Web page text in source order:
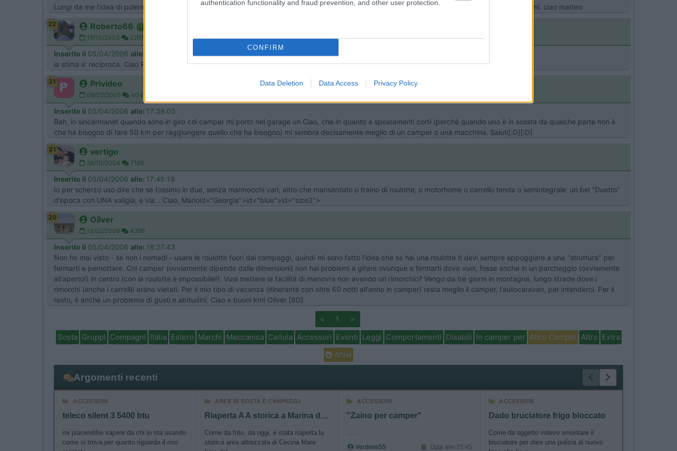
authentication functionality and fraud prevention, and other user protection.
CONFIRM
Data Deletion Data Access Privacy Policy
Lungi da me l'idea di polemizzare, proprio con te. Ho sempre apprezzato i tuoi post intelligenti e moderati. Se ti ho dato quest'impressione, scusami. ciao matteo
22 Roberto66
19/10/2003 22611
Inserito il 05/04/2006 alle:
la stima e' reciproca. Ciao Roberto
21 Privideo
08/02/2005 404
Inserito il 05/04/2006 alle: 17:39:05
Bah, io sincermanet quando sono in giro col camper mi porto nel garage un Ciao, che in quanto a spostamenti corti (perchè quando uno è in sossta da qualche parte non è
che ha bisogno di fare 50 km per raggiungere quello che ha bisogno) mi sembra decisamente meglio di un camper o una macchina. Saluti[:D][:D]
21 vertigo
26/10/2004 7186
Inserito il 05/04/2006 alle: 17:45:19
Io per scherzo uso dire che se fossimo in due, senza marmocchi vari, altro che mansardato o traino di roulotte, o motorhome o carrello tenda o semintegrale: un bel "Duetto"
d'epoca con UNA valigia, e via... Ciao, Marioid="Georgia">id="blue">id="size3">
20 Oliver
15/02/2006 4395
Inserito il 05/04/2006 alle: 18:27:43
Non ho mai visto - se non i nomadi - usare le roulotte fuori dai campeggi, quindi mi sono fatto l'idea che se hai una roulotte ti devi sempre appoggiare a una "struttura" per
fermarti e pernottare. Col camper (ovviamente dipende dalle dimensioni) non hai problemi a girare ovunque e fermarti dove vuoi, fosse anche in un parcheggio (ovviamente
all'aperto!) in centro (con la roulotte è impossibile!). Vuoi mettere la facilità di manovra non avendo un rimorchio? Vengo da tre giorni in montagna, lungo strade dove i
rimorchi (anche i carrelli) erano vietati. Per il mio tipo di vacanza (itinerante con oltre 60 notti all'anno in camper) resta meglio il camper, l'autocaravan, per intenderci. Per il
resto, è anche un problema di gusti e abitudini. Ciao e buoni km! Oliver [8D]
< 1 >
Sosta Gruppi Compagni Italia Estero Marchi Meccanica Cellula Accessori Eventi Leggi Comportamenti Disabili In camper per Altro Camper Altro Extra
Attivi
Argomenti recenti
ACCESSORI
teleco silent 3 5400 btu
mi piacerebbe sapere da chi lo sta usando
come si trova,per quanto riguarda il mio
AREE DI SOSTA E CAMPEGGI
Riaperta A A storica a Marina di Cecina
Come da foto, da oggi, è stata riaperta la
storica area attrezzata di Cecina Mare
ACCESSORI
"Zaino per camper"
......
Verdone55 Oggi alle 15:45
ACCESSORI
Dado bruciatore frigo bloccato
Come da oggetto volevo smontare il
bruciatore per dare una pulizia al nuovo